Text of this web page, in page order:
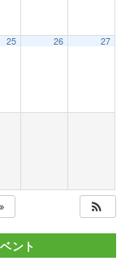
25 26 27
ント